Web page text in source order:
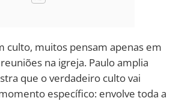
culto, muitos pensam apenas em
na igreja. Paulo amplia
que o verdadeiro culto vai
específico: envolve toda a